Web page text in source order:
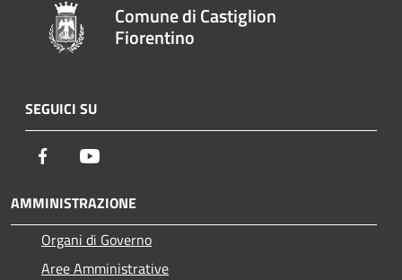
Comune di Castiglion
Fiorentino
SEGUICI SU
Facebook
AMMINISTRAZIONE
Organi di Governo
Aree Amministrative